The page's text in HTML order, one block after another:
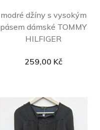
modré džíny s vysokým
pásem dámské TOMMY
HILFIGER
259,00 Kč